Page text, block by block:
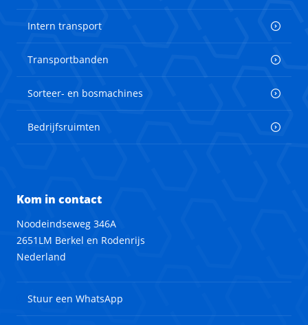
Intern transport
Transportbanden
Sorteer- en bosmachines
Bedrijfsruimten
Kom in contact
Noodeindseweg 346A
2651LM Berkel en Rodenrijs
Nederland
Stuur een WhatsApp